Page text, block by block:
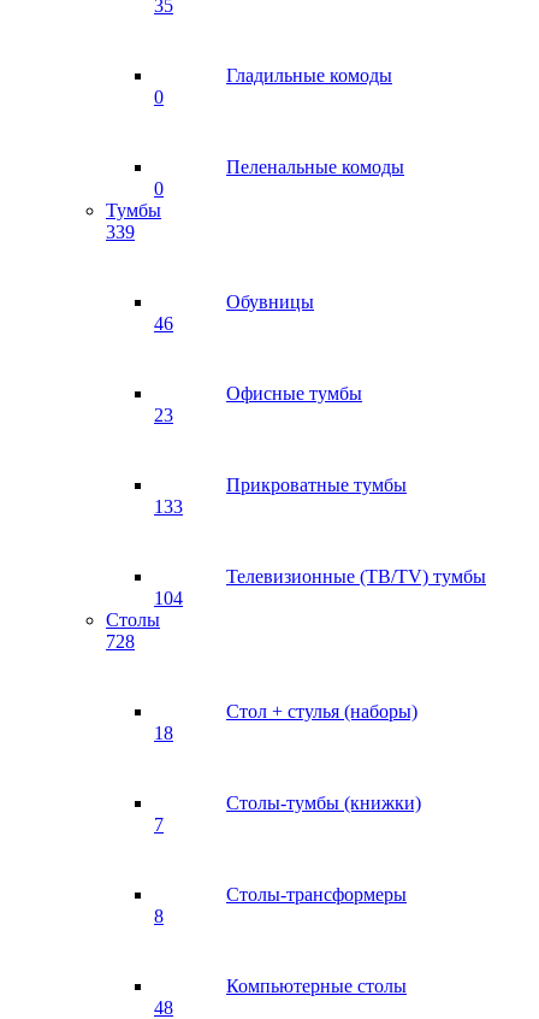
35
Гладильные комоды
0
Пеленальные комоды
0
Тумбы
339
Обувницы
46
Офисные тумбы
23
Прикроватные тумбы
133
Телевизионные (ТВ/TV) тумбы
104
Столы
728
Стол + стулья (наборы)
18
Столы-тумбы (книжки)
7
Столы-трансформеры
8
Компьютерные столы
48